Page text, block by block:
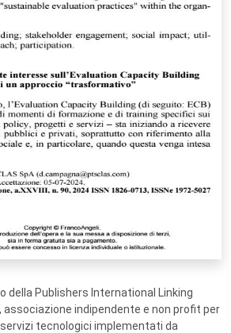
della Publishers International Linking
associazione indipendente e non profit per
tecnologici implementati da